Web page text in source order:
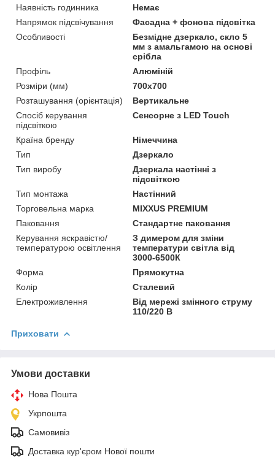
Наявність годинника
Немає
Напрямок підсвічування
Фасадна + фонова підсвітка
Особливості
Безмідне дзеркало, скло 5
мм з амальгамою на основі
срібла
Профіль
Алюміній
Розміри (мм)
700x700
Розташування (орієнтація)
Вертикальне
Спосіб керування
підсвіткою
Сенсорне з LED Touch
Країна бренду
Німеччина
Тип
Дзеркало
Тип виробу
Дзеркала настінні з
підсвіткою
Тип монтажа
Настінний
Торговельна марка
MIXXUS PREMIUM
Паковання
Стандартне паковання
Керування яскравістю/
температурою освітлення
З димером для зміни
температури світла від
3000-6500К
Форма
Прямокутна
Колір
Сталевий
Електроживлення
Від мережі змінного струму
110/220 В
Приховати
Умови доставки
Нова Пошта
Укрпошта
Самовивіз
Доставка кур'єром Нової пошти